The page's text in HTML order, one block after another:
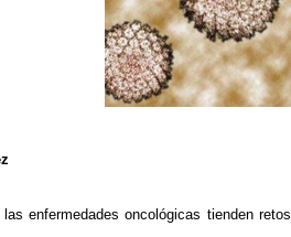
las enfermedades oncológicas tienden